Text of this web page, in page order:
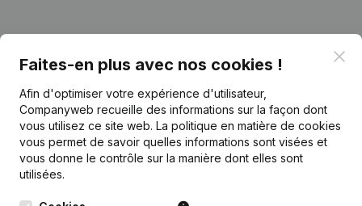
Faites-en plus avec nos cookies !
Afin d'optimiser votre expérience d'utilisateur,
Companyweb recueille des informations sur la façon dont
vous utilisez ce site web. La politique en matière de cookies
vous permet de savoir quelles informations sont visées et
vous donne le contrôle sur la manière dont elles sont
utilisées.
Français
Kantorenpark Everest
248D,
Monitoring
Recherche internationale